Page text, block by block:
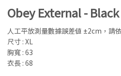
Obey External -
人工平放測量數據誤差值 ±2cm，請
尺寸 : XL
胸寬 : 63
衣長 : 68